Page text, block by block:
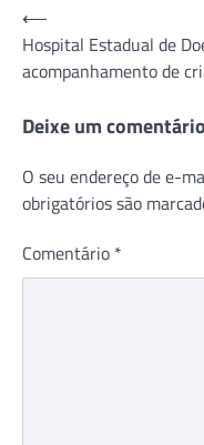
Navegação
de
Post
⟵
Hospital Estadual de
acompanhamento de
Deixe um comentário
O seu endereço de e-
obrigatórios são
Comentário *